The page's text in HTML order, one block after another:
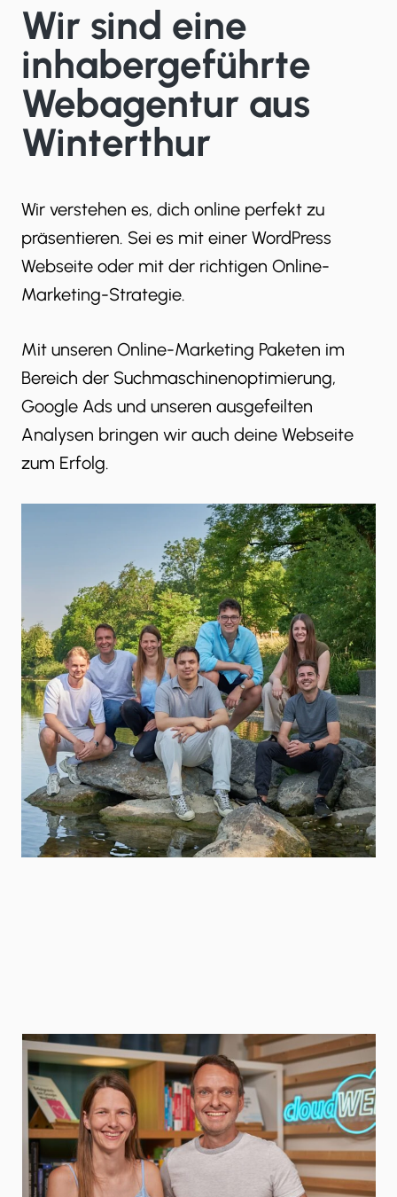
Wir sind eine
inhabergeführte
Webagentur aus
Winterthur
Wir verstehen es, dich online perfekt zu
präsentieren. Sei es mit einer WordPress
Webseite oder mit der richtigen Online-
Marketing-Strategie.
Mit unseren Online-Marketing Paketen im
Bereich der Suchmaschinenoptimierung,
Google Ads und unseren ausgefeilten
Analysen bringen wir auch deine Webseite
zum Erfolg.